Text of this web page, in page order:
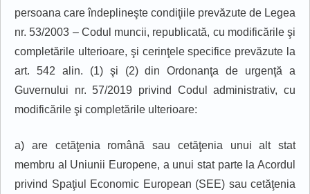
persoana care îndeplineşte condiţiile prevăzute de Legea
nr. 53/2003 – Codul muncii, republicată, cu modificările şi
completările ulterioare, şi cerinţele specifice prevăzute la
art. 542 alin. (1) şi (2) din Ordonanţa de urgenţă a
Guvernului nr. 57/2019 privind Codul administrativ, cu
modificările şi completările ulterioare:
a) are cetăţenia română sau cetăţenia unui alt stat
membru al Uniunii Europene, a unui stat parte la Acordul
privind Spaţiul Economic European (SEE) sau cetăţenia